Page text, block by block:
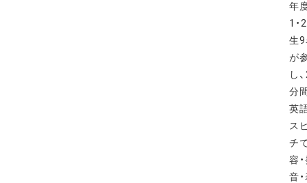
年
1・
生
が
し
分
英
ス
チ
容
音